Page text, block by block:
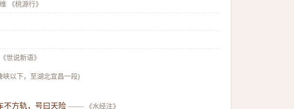
《桃源行》
《世说新语》
以下，至湖北宜昌一段)
不方轨，号曰天险 —— 《水经注》